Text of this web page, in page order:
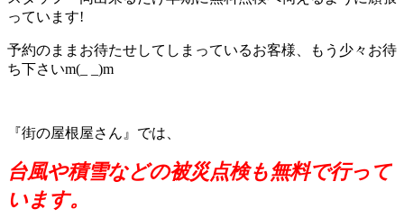
っています!
予約のままお待たせしてしまっているお客様、もう少々お待
ち下さいm(_ _)m
『街の屋根屋さん』では、
台風や積雪などの被災点検も無料で行って
います。